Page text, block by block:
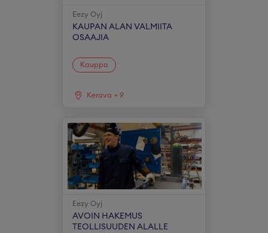
Eezy Oyj
KAUPAN ALAN VALMIITA
OSAAJIA
Kauppa
Kerava + 9
Eezy Oyj
AVOIN HAKEMUS
TEOLLISUUDEN ALALLE